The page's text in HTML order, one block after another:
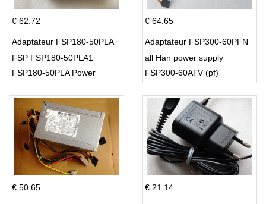
€ 62.72
Adaptateur FSP180-50PLA
FSP FSP180-50PLA1
FSP180-50PLA Power
€ 64.65
Adaptateur FSP300-60PFN
all Han power supply
FSP300-60ATV (pf)
€ 50.65 € 21.14